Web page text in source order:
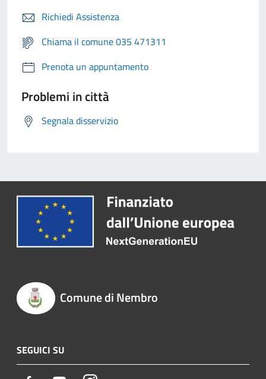
Richiedi Assistenza
Chiama il comune 035 471311
Prenota un appuntamento
Problemi in città
Segnala disservizio
Comune di Nembro
SEGUICI SU